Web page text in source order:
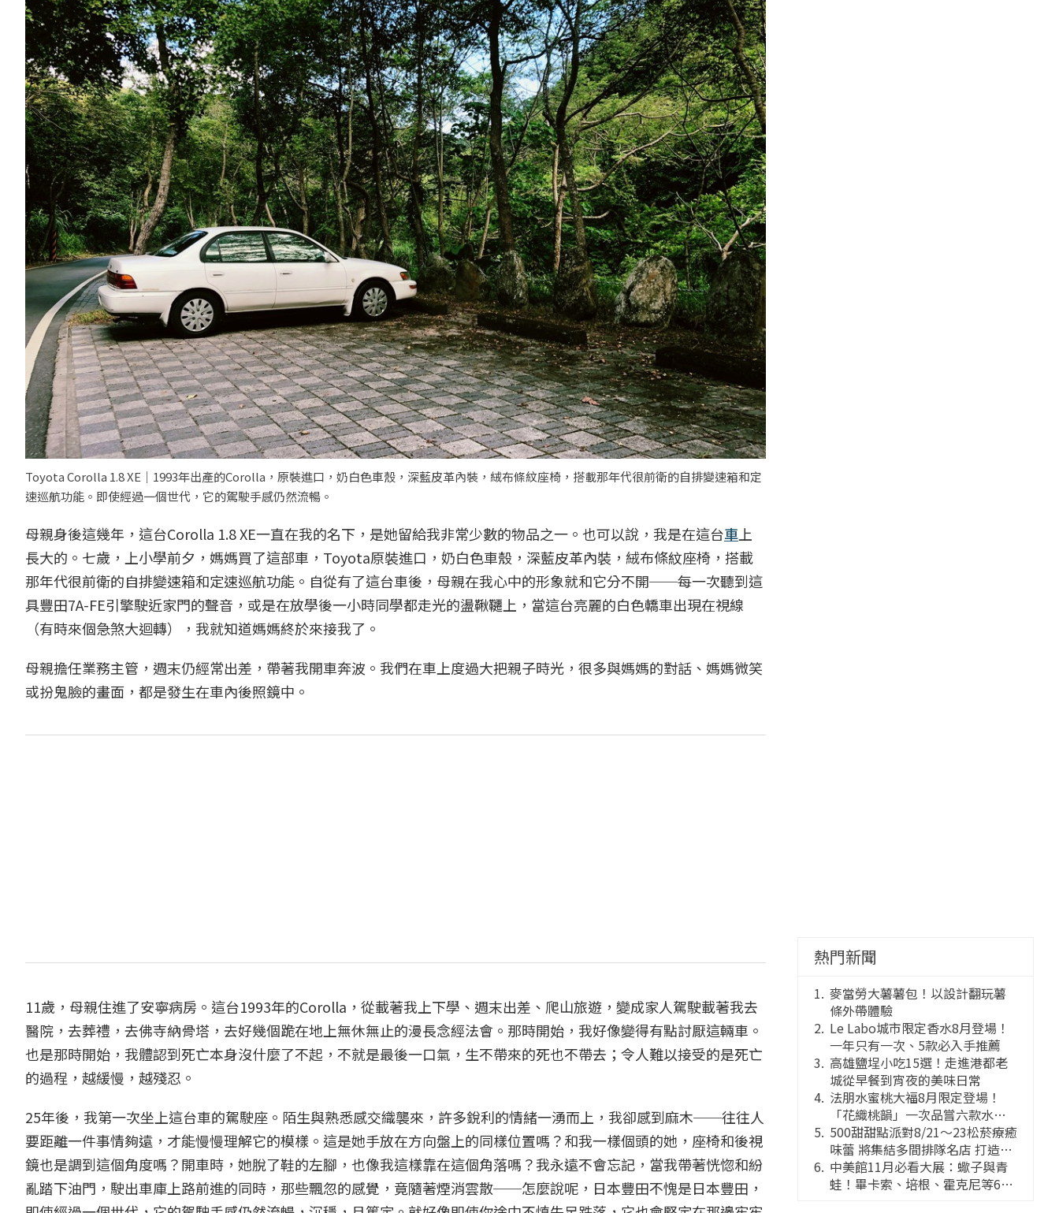
Toyota Corolla 1.8 XE｜1993年出產的Corolla，原裝進口，奶白色車殼，深藍皮革內裝，絨布條紋座椅，搭載那年代很前衛的自排變速箱和定
速巡航功能。即使經過一個世代，它的駕駛手感仍然流暢。
母親身後這幾年，這台Corolla 1.8 XE一直在我的名下，是她留給我非常少數的物品之一。也可以說，我是在這台車上
長大的。七歲，上小學前夕，媽媽買了這部車，Toyota原裝進口，奶白色車殼，深藍皮革內裝，絨布條紋座椅，搭載
那年代很前衛的自排變速箱和定速巡航功能。自從有了這台車後，母親在我心中的形象就和它分不開──每一次聽到這
具豐田7A-FE引擎駛近家門的聲音，或是在放學後一小時同學都走光的盪鞦韆上，當這台亮麗的白色轎車出現在視線
（有時來個急煞大迴轉），我就知道媽媽終於來接我了。
母親擔任業務主管，週末仍經常出差，帶著我開車奔波。我們在車上度過大把親子時光，很多與媽媽的對話、媽媽微笑
或扮鬼臉的畫面，都是發生在車內後照鏡中。
11歲，母親住進了安寧病房。這台1993年的Corolla，從載著我上下學、週末出差、爬山旅遊，變成家人駕駛載著我去
醫院，去葬禮，去佛寺納骨塔，去好幾個跪在地上無休無止的漫長念經法會。那時開始，我好像變得有點討厭這輛車。
也是那時開始，我體認到死亡本身沒什麼了不起，不就是最後一口氣，生不帶來的死也不帶去；令人難以接受的是死亡
的過程，越緩慢，越殘忍。
25年後，我第一次坐上這台車的駕駛座。陌生與熟悉感交織襲來，許多銳利的情緒一湧而上，我卻感到麻木──往往人
要距離一件事情夠遠，才能慢慢理解它的模樣。這是她手放在方向盤上的同樣位置嗎？和我一樣個頭的她，座椅和後視
鏡也是調到這個角度嗎？開車時，她脫了鞋的左腳，也像我這樣靠在這個角落嗎？我永遠不會忘記，當我帶著恍惚和紛
亂踏下油門，駛出車庫上路前進的同時，那些飄忽的感覺，竟隨著煙消雲散──怎麼說呢，日本豐田不愧是日本豐田，
熱門新聞
麥當勞大薯薯包！以設計翻玩薯
條外帶體驗
Le Labo城市限定香水8月登場！
一年只有一次、5款必入手推薦
高雄鹽埕小吃15選！走進港都老
城從早餐到宵夜的美味日常
法朋水蜜桃大福8月限定登場！
「花織桃韻」一次品嘗六款水蜜
桃花果大福
500甜甜點派對8/21～23松菸療癒
味蕾 將集結多間排隊名店 打造靈
感創意的舞台
中美館11月必看大展：蠍子與青
蛙！畢卡索、培根、霍克尼等66